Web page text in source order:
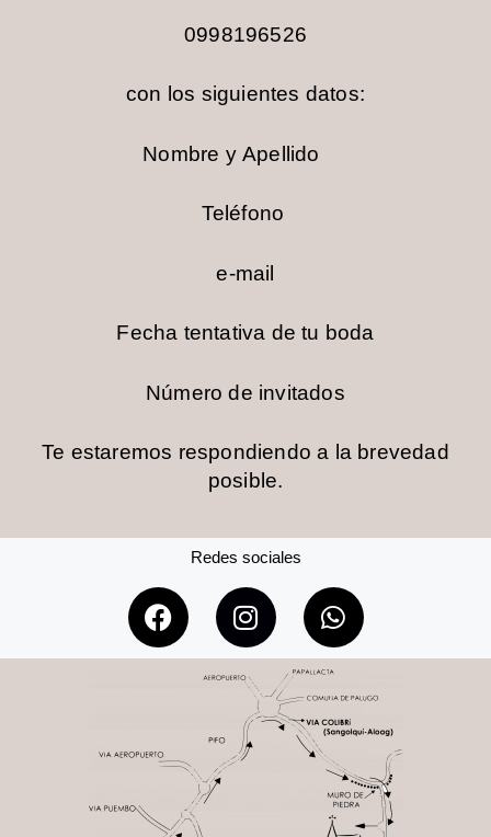
0998196526
con los siguientes datos:
Nombre y Apellido
Teléfono
e-mail
Fecha tentativa de tu boda
Número de invitados
Te estaremos respondiendo a la brevedad
posible.
Redes sociales